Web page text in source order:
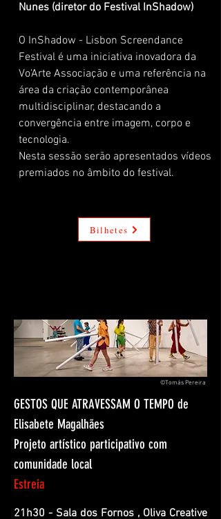
Nunes (diretor do Festival InShadow)
O InShadow - Lisbon Screendance
Festival é uma iniciativa inovadora da
Vo'Arte Associação e uma referência na
área da criação contemporânea
multidisciplinar, destacando a
convergência entre imagem, corpo e
tecnologia.
Nesta sessão serão apresentados vídeos
premiados no âmbito do festival.
Bilhetes
©Tomás Pereira
GESTOS QUE ATRAVESSAM O TEMPO de
Elisabete Magalhães
Projeto artístico participativo com
comunidade local
Estreia
21h30 - Sala dos Fornos , Oliva Creative